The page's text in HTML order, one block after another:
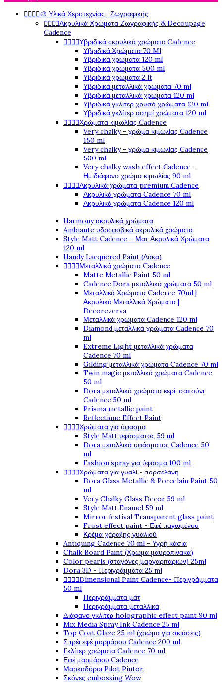
🎨 Υλικά Χεροτεχνίας- Ζωγραφικής
Ακρυλικά Χρώματα Ζωγραφικής & Decoupage
Cadence
Υβριδικά ακρυλικά χρώματα Cadence
Υβριδικά Χρώματα 70 Ml
Υβριδικά χρώματα 120 ml
Υβριδικά χρώματα 500 ml
Υβριδικά χρώματα 2 lt
Υβριδικά μεταλλικά χρώματα 70 ml
Υβριδικά μεταλλικά χρώματα 120 ml
Υβριδικά γκλίτερ χρυσό χρώματα 120 ml
Υβριδικά γκλίτερ ασημί χρώματα 120 ml
Χρώματα κιμωλίας Cadence
Very chalky - χρώμα κιμωλίας Cadence
150 ml
Very chalky - χρώμα κιμωλίας Cadence
500 ml
Very chalky wash effect Cadence -
Ημιδιάφανο χρώμα κιμωλίας 90 ml
Ακρυλικά χρώματα premium Cadence
Ακρυλικά χρώματα Cadence 70 ml
Ακρυλικά χρώματα Cadence 120 ml
Harmony ακρυλικά χρώματα
Ambiante υδροφοβικά ακρυλικά χρώματα
Style Matt Cadence – Ματ Ακρυλικά Χρώματα
120 ml
Handy Lacquered Paint (Λάκα)
Μεταλλικά χρώματα Cadence
Matte Metallic Paint 50 ml
Cadence Dora μεταλλικά χρώματα 50 ml
Μεταλλικά Χρώματα Cadence 70ml |
Ακρυλικά Μεταλλικά Χρώματα |
Decorezerva
Μεταλλικά χρώματα Cadence 120 ml
Diamond μεταλλικά χρώματα Cadence 70
ml
Extreme Light μεταλλικά χρώματα
Cadence 70 ml
Gilding μεταλλικά χρώματα Cadence 70 ml
Twin magic μεταλλικά χρώματα Cadence
50 ml
Dora μεταλλικά χρώματα κερί-σαπούνι
Cadence 50 ml
Prisma metallic paint
Reflectique Effect Paint
Χρώματα για ύφασμα
Style Matt υφάσματος 59 ml
Dora μεταλλικά υφάσματος Cadence 50
ml
Fashion spray για ύφασμα 100 ml
Χρώματα για γυαλί - πορσελάνη
Dora Glass Metallic & Porcelain Paint 50
ml
Very Chalky Glass Decor 59 ml
Style Matt Enamel 59 ml
Mirror festival Transparent glass paint
Frost effect paint - Εφέ παγωμένου
Κρέμα χάραξης γυαλιού
Antiquing Cadence 70 ml - Υγρή κάσια
Chalk Board Paint (Χρώμα μαυροπίνακα)
Color pearls (σταγόνες μαργαριταριών) 25ml
Dora 3D - Περιγράμματα 25 ml
Dimensional Paint Cadence- Περιγράμματα
50 ml
Περιγράμματα μάτ
Περιγράμματα μεταλλικά
Διάφανο γκλίτερ holographic effect paint 90 ml
Mix Media Spray Ink Cadence 25 ml
Top Coat Glaze 25 ml (χρώμα για σκιάσεις)
Σπρέι εφέ μαρμάρου Cadence 200 ml
Γκλίτερ χρώματα Cadence 70 ml
Εφέ μαρμάρου Cadence
Μαρκαδόροι Pilot Pintor
Σκόνες embossing Wow